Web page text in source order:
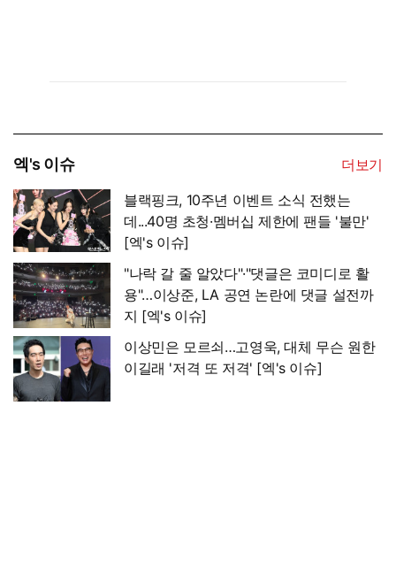
엑's 이슈
더보기
블랙핑크, 10주년 이벤트 소식 전했는
데...40명 초청·멤버십 제한에 팬들 '불만'
[엑's 이슈]
"나락 갈 줄 알았다"·"댓글은 코미디로 활
용"…이상준, LA 공연 논란에 댓글 설전까
지 [엑's 이슈]
이상민은 모르쇠…고영욱, 대체 무슨 원한
이길래 '저격 또 저격' [엑's 이슈]